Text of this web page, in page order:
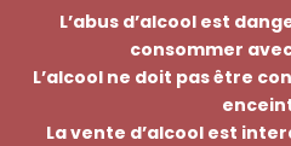
L’abus d’alcool est
consommer
L’alcool ne doit pas être
La vente d’alcool est